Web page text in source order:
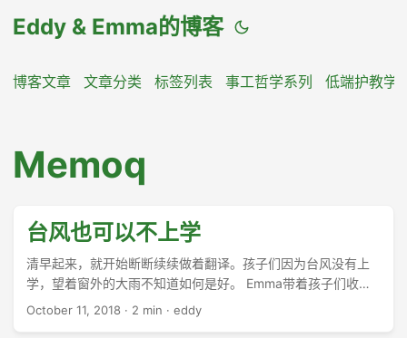
Eddy & Emma的博客
博客文章 文章分类 标签列表 事工哲学系列 低端护教学
Memoq
台风也可以不上学
清早起来，就开始断断续续做着翻译。孩子们因为台风没有上
学，望着窗外的大雨不知道如何是好。 Emma带着孩子们收拾
房间，Lisa因为收拾的时候忘记了要做什么，就开始玩她的玩具
October 11, 2018 · 2 min · eddy